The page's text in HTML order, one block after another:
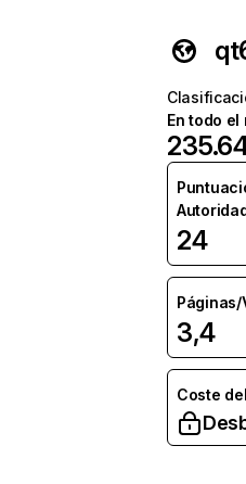
En todo el
24
Páginas/
3,4
Coste